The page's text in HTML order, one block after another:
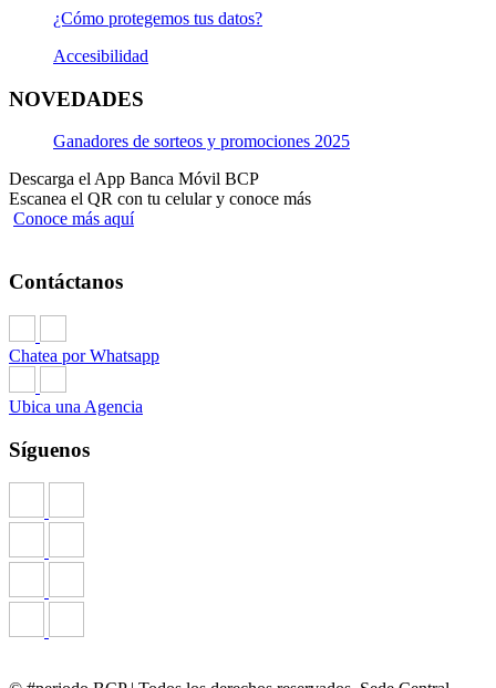
¿Cómo protegemos tus datos?
Accesibilidad
NOVEDADES
Ganadores de sorteos y promociones 2025
Descarga el App Banca Móvil BCP
Escanea el QR con tu celular y conoce más
Conoce más aquí
Contáctanos
Chatea por Whatsapp
Ubica una Agencia
Síguenos